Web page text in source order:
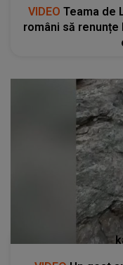
VIDEO Teama de
români să